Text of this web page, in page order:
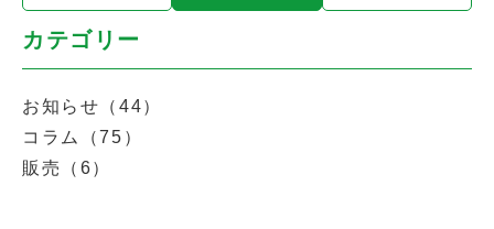
カテゴリー
お知らせ（44）
コラム（75）
販売（6）